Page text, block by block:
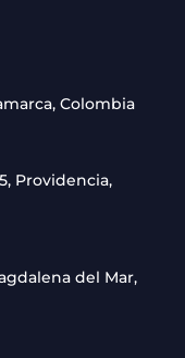
Colombia
Providencia,
del Mar,